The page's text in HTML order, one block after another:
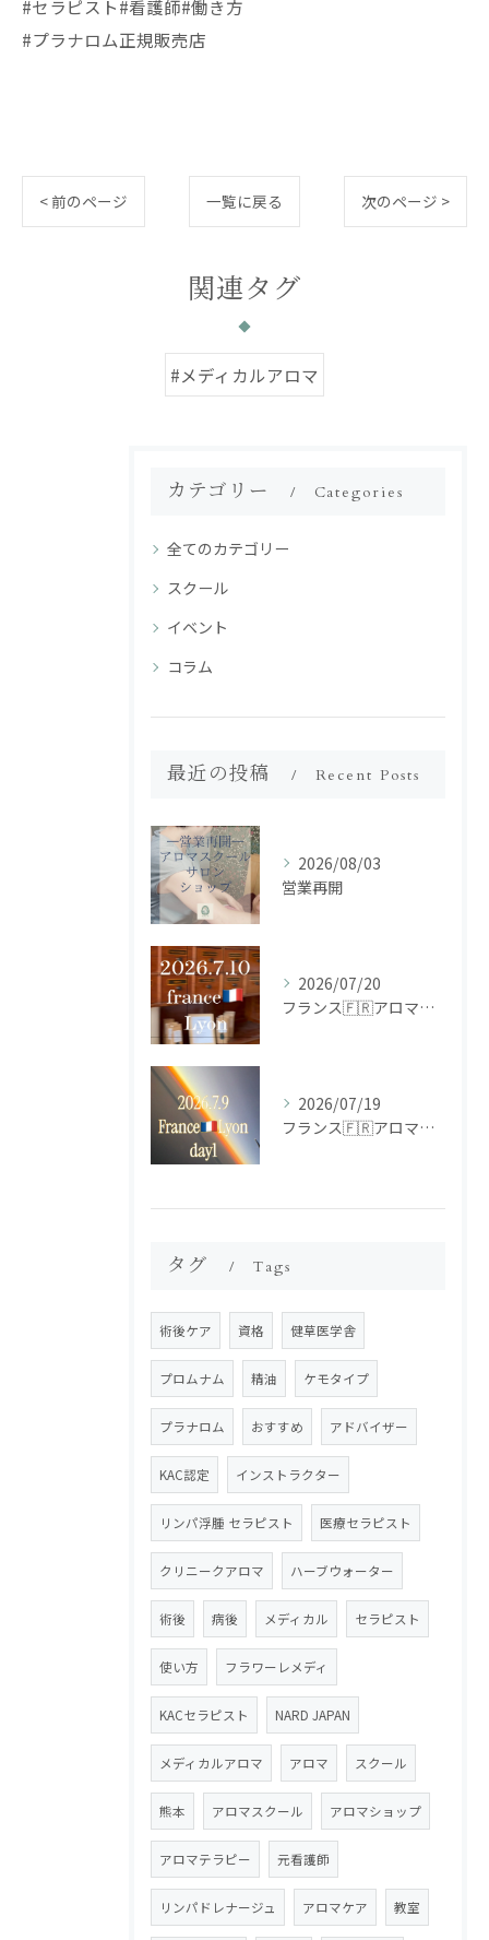
#セラピスト#看護師#働き方
#プラナロム正規販売店
< 前のページ 一覧に戻る 次のページ >
関連タグ
#メディカルアロマ
カテゴリー Categories
全てのカテゴリー
スクール
イベント
コラム
最近の投稿 Recent Posts
2026/08/03
営業再開
2026/07/20
フランス🇫🇷アロマ研修ツアー𝗱𝗮𝘆𝟮
2026/07/19
フランス🇫🇷アロマ研修ツアー𝗱𝗮𝘆𝟭
タグ Tags
術後ケア 資格 健草医学舎
プロムナム 精油 ケモタイプ
プラナロム おすすめ アドバイザー
KAC認定 インストラクター
リンパ浮腫 セラピスト 医療セラピスト
クリニークアロマ ハーブウォーター
術後 病後 メディカル セラピスト
使い方 フラワーレメディ
KACセラピスト NARD JAPAN
メディカルアロマ アロマ スクール
熊本 アロマスクール アロマショップ
アロマテラピー 元看護師
リンパドレナージュ アロマケア 教室